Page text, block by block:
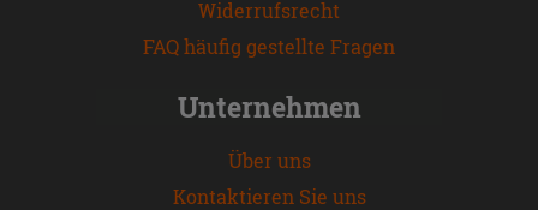
Widerrufsrecht
FAQ häufig gestellte Fragen
Unternehmen
Über uns
Kontaktieren Sie uns